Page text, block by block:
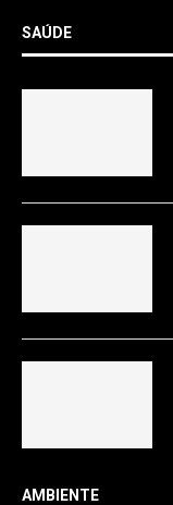
SAÚDE
AMBIENTE